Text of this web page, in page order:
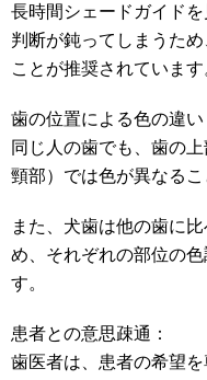
長時間シェードガイド
判断が鈍ってしまうた
ことが推奨されています
歯の位置による色の違い
同じ人の歯でも、歯の
頸部）では色が異なるこ
また、犬歯は他の歯に
め、それぞれの部位の
す。
患者との意思疎通：
歯医者は、患者の希望